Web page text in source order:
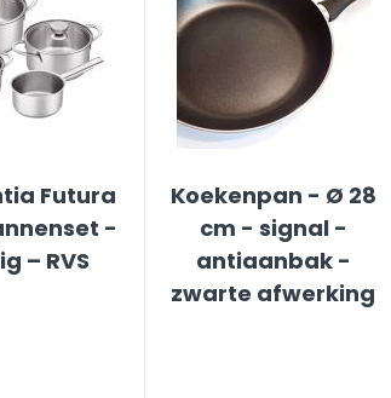
Futura
-
– RVS
Koekenpan - Ø 28
cm - signal -
antiaanbak -
zwarte afwerking